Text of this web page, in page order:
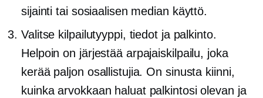
sijainti tai sosiaalisen median käyttö.
Valitse kilpailutyyppi, tiedot ja palkinto.
Helpoin on järjestää arpajaiskilpailu, joka
kerää paljon osallistujia. On sinusta kiinni,
kuinka arvokkaan haluat palkintosi olevan ja